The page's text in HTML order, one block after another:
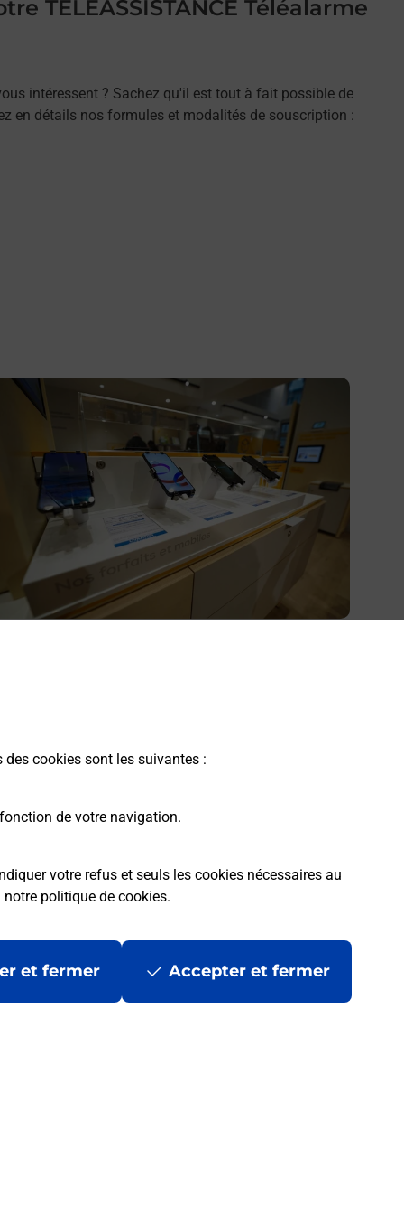
cookies sont les suivantes :
de votre navigation.
votre refus et seuls les cookies nécessaires au
notre politique de cookies.
et fermer Accepter et fermer
TELEASSISTANCE Téléalarme
intéressent ? Sachez qu'il est tout à fait possible de
en détails nos formules et modalités de souscription :
savoir plus
?